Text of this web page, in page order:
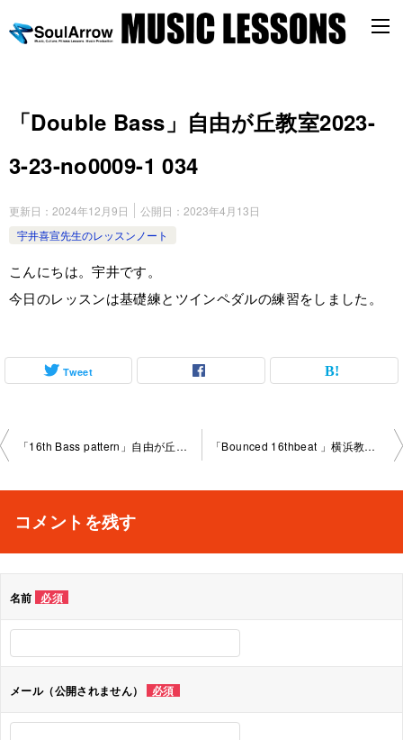
「Double Bass」自由が丘教室2023-
3-23-no0009-1 034
更新日： 2024年12月9日 公開日： 2023年4月13日
宇井喜宣先生のレッスンノート
こんにちは。宇井です。
今日のレッスンは基礎練とツインペダルの練習をしました。
Tweet
投
ビ
シ
ョ
ン
「16th Bass pattern」自由が丘教室2023-3-20-no0009-1 035 「Bounced 16thbeat 」横浜教室2023-3-27.-no0009-1029
コメントを残す
名前 必須
メール（公開されません） 必須